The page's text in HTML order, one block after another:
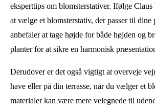
eksperttips om blomsterstativer. Ifølge
at vælge et blomsterstativ, der passer til dine
anbefaler at tage højde for både højden og
planter for at sikre en harmonisk
Derudover er det også vigtigt at overveje
have eller på din terrasse, når du vælger et
materialer kan være mere velegnede til